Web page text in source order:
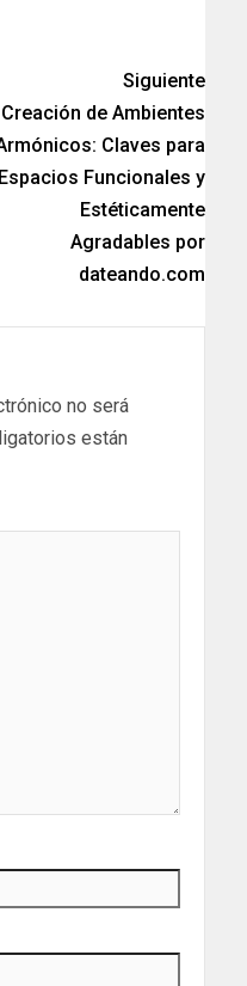
Siguiente
Creación de Ambientes
Claves para
Espacios Funcionales y
Estéticamente
Agradables por
dateando.com
no será
están